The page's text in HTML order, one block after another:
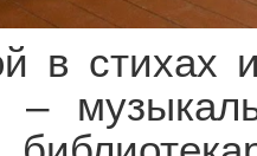
в стихах
–